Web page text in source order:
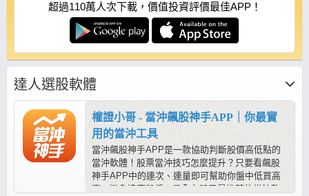
超過110萬人次下載，價值投資評價最佳APP！
達人選股軟體
權證小哥 - 當沖飆股神手APP｜你最實
用的當沖工具
當沖飆股神手APP是一款協助判斷股價高低點的
當沖軟體！股票當沖技巧怎麼提升？只要看飆股
神手APP中的連次、連量即可幫助你盤中低買高
賣，避免追高殺低，是全台股民最推薦的當沖軟